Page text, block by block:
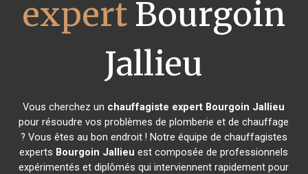
expertBourgoin
Jallieu
Vous cherchez un chauffagiste expert Bourgoin Jallieu
pour résoudre vos problèmes de plomberie et de chauffage
? Vous êtes au bon endroit ! Notre équipe de chauffagistes
experts Bourgoin Jallieu est composée de professionnels
expérimentés et diplômés qui interviennent rapidement pour